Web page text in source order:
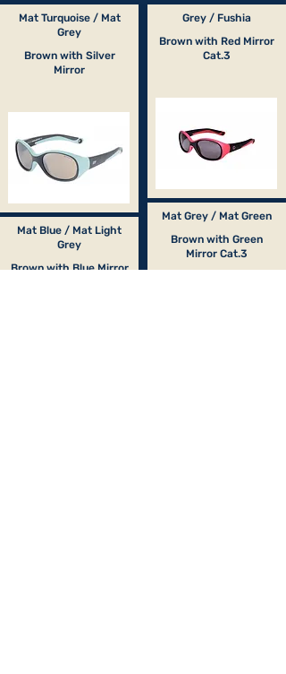
Mat Turquoise / Mat
Grey
Brown with Silver
Mirror
Mat Blue / Mat Light
Grey
Brown with Blue Mirror
Grey / Fushia
Brown with Red Mirror
Cat.3
Mat Grey / Mat Green
Brown with Green
Mirror Cat.3